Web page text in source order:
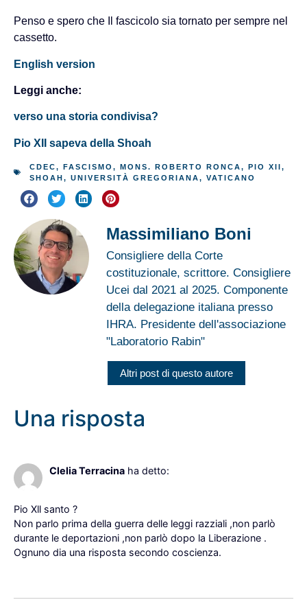
Penso e spero che Il fascicolo sia tornato per sempre nel
cassetto.
English version
Leggi anche:
verso una storia condivisa?
Pio XII sapeva della Shoah
CDEC, FASCISMO , MONS. ROBERTO RONCA, PIO XII ,
SHOAH , UNIVERSITÀ GREGORIANA, VATICANO
Massimiliano Boni
Consigliere della Corte
costituzionale, scrittore. Consigliere
Ucei dal 2021 al 2025. Componente
della delegazione italiana presso
IHRA. Presidente dell'associazione
"Laboratorio Rabin"
Altri post di questo autore
Una risposta
Clelia Terracina ha detto:
Pio Xll santo ?
Non parlo prima della guerra delle leggi razziali ,non parlò
durante le deportazioni ,non parlò dopo la Liberazione .
Ognuno dia una risposta secondo coscienza.